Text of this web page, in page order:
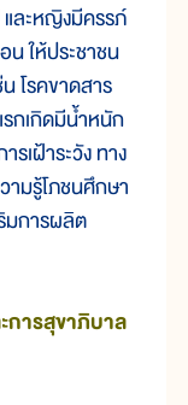
ะหญิงมีครรภ์
ให้ประชาชน
โรคขาดสาร
กเกิดมีน้ำหนัก
เฝ้าระวัง ทาง
ามรู้โภชนศึกษา
มการผลิต
การสุขาภิบาล